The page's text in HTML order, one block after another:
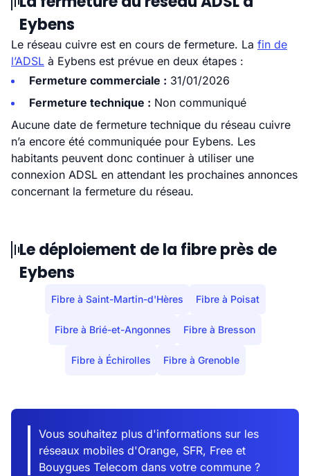
Eybens
Le réseau cuivre est en cours de fermeture. La fin de
l’ADSL à Eybens est prévue en deux étapes :
Fermeture commerciale : 31/01/2026
Fermeture technique : Non communiqué
Aucune date de fermeture technique du réseau cuivre
n’a encore été communiquée pour Eybens. Les
habitants peuvent donc continuer à utiliser une
connexion ADSL en attendant les prochaines annonces
concernant la fermeture du réseau.
Le déploiement de la fibre près de
Eybens
Fibre à Saint-Martin-d'Hères Fibre à Poisat
Fibre à Brié-et-Angonnes Fibre à Bresson
Fibre à Échirolles Fibre à Grenoble
Vous souhaitez plus d'informations sur les
réseaux mobiles d'Orange, SFR, Free et
Bouygues Telecom dans votre commune ?